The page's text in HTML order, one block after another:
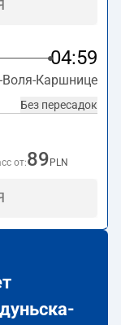
04:59
Воля-Каршнице
Без пересадок
от:89 PLN